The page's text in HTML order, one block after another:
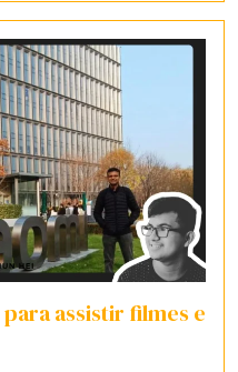
assistir filmes e